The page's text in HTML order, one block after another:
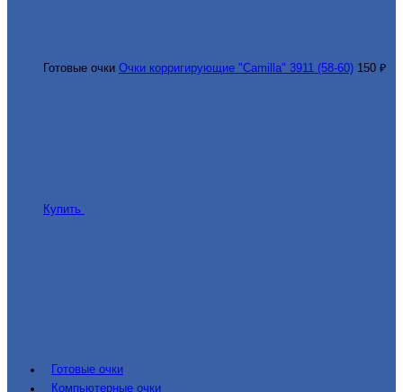
Готовые очки Очки корригирующие "Camilla" 3911 (58-60) 150 ₽
Купить
Готовые очки
Компьютерные очки